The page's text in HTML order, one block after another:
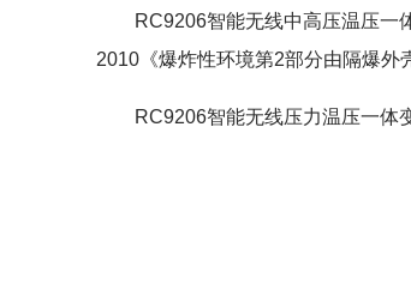
RC9206智能无线中高压温压一
2010《爆炸性环境第2部分由隔爆外
RC9206智能无线压力温压一体